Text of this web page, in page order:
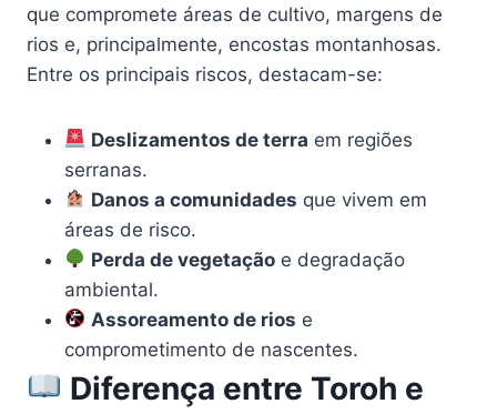
que compromete áreas de cultivo, margens de
rios e, principalmente, encostas montanhosas.
Entre os principais riscos, destacam-se:
Deslizamentos de terra em regiões
serranas.
Danos a comunidades que vivem em
áreas de risco.
Perda de vegetação e degradação
ambiental.
Assoreamento de rios e
comprometimento de nascentes.
Diferença entre Toroh e